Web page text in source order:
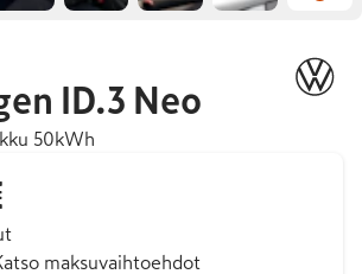
ID.3 Neo
50kWh
maksuvaihtoehdot